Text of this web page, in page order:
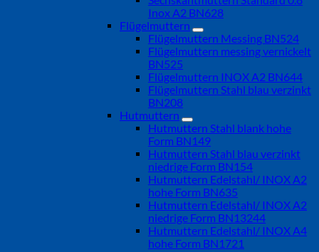
Inox A2 BN628
Flügelmuttern
Flügelmuttern Messing BN524
Flügelmuttern messing vernickelt
BN525
Flügelmuttern INOX A2 BN644
Flügelmuttern Stahl blau verzinkt
BN208
Hutmuttern
Hutmuttern Stahl blank hohe
Form BN149
Hutmuttern Stahl blau verzinkt
niedrige Form BN154
Hutmuttern Edelstahl/ INOX A2
hohe Form BN635
Hutmuttern Edelstahl/ INOX A2
niedrige Form BN13244
Hutmuttern Edelstahl/ INOX A4
hohe Form BN1721